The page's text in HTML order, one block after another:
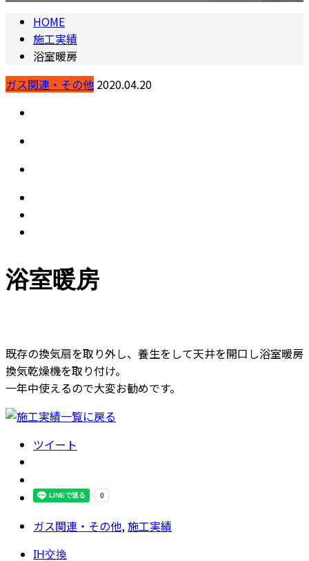
HOME
施工実績
浴室暖房
ガス関連・その他 2020.04.20
浴室暖房
既存の換気扇を取り外し、養生をして天井を開口し浴室暖房
換気乾燥機を取り付け。
一年中使えるので大変お勧めです。
ツイート
ガス関連・その他,施工実績
IH交換